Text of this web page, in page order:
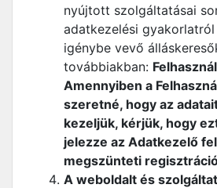
nyújtott szolgáltatásai
adatkezelési
igénybe vevő
továbbiakban:
Amennyiben a
szeretné, hogy az
kezeljük, kérjük, hogy
jelezze az Adatkezelő
megszünteti
A weboldalt és